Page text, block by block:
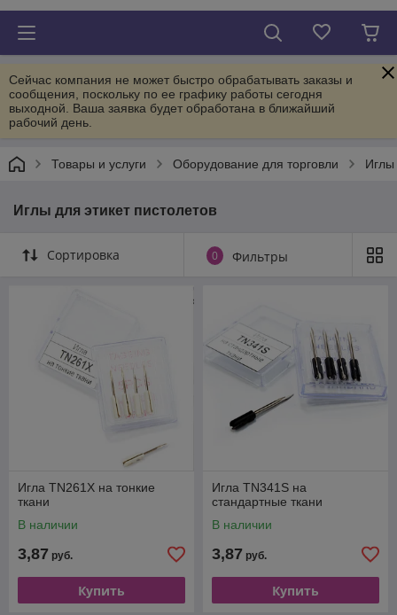
Сейчас компания не может быстро обрабатывать заказы и
сообщения, поскольку по ее графику работы сегодня
выходной. Ваша заявка будет обработана в ближайший
рабочий день.
Товары и услуги Оборудование для торговли Иглы
Иглы для этикет пистолетов
Сортировка 0 Фильтры
Игла TN261X на тонкие
ткани
В наличии
3,87 руб.
Купить
Игла TN341S на
стандартные ткани
В наличии
3,87 руб.
Купить